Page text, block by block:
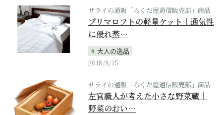
サライの通販「らくだ屋通信販売部」商品
プリマロフトの軽量ケット｜通気性
に優れ蒸…
大人の逸品
2018/8/15
サライの通販「らくだ屋通信販売部」商品
左官職人が考えた小さな野菜蔵｜
野菜のおい…